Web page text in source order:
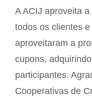
A ACIJ aproveita
todos os clientes
aproveitaram a
cupons,
participantes.
Cooperativas de